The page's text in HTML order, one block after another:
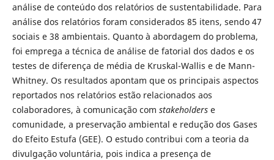
análise de conteúdo dos relatórios de sustentabilidade. Para
análise dos relatórios foram considerados 85 itens, sendo 47
sociais e 38 ambientais. Quanto à abordagem do problema,
foi emprega a técnica de análise de fatorial dos dados e os
testes de diferença de média de Kruskal-Wallis e de Mann-
Whitney. Os resultados apontam que os principais aspectos
reportados nos relatórios estão relacionados aos
colaboradores, à comunicação com stakeholders e
comunidade, a preservação ambiental e redução dos Gases
do Efeito Estufa (GEE). O estudo contribui com a teoria da
divulgação voluntária, pois indica a presença de